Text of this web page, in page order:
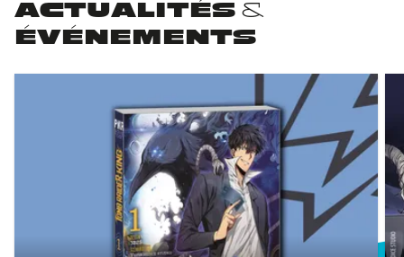
ACTUALITÉS &
ÉVÉNEMENTS